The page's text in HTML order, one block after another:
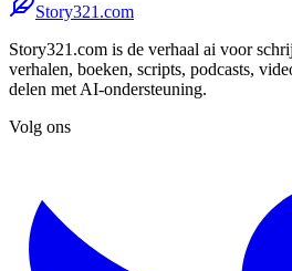
Story321.com
Story321.com is de verhaal ai voor
verhalen, boeken, scripts, podcasts,
delen met AI-ondersteuning.
Volg ons